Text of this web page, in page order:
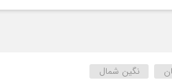
نگین شمال